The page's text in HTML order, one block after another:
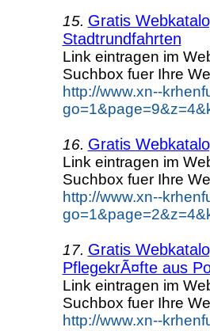
15. Gratis
Stadtrundfahrten
Link eintragen im
Suchbox fuer Ihre
http://www.xn--
16. Gratis
Link eintragen im
Suchbox fuer Ihre
http://www.xn--
17. Gratis
PflegekrÃ¤fte aus
Link eintragen im
Suchbox fuer Ihre
http://www.xn--